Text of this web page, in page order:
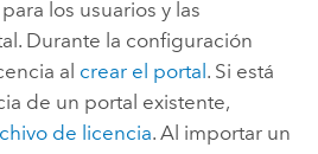
los usuarios y las
Durante la configuración
al crear el portal. Si está
de un portal existente,
de licencia. Al importar un